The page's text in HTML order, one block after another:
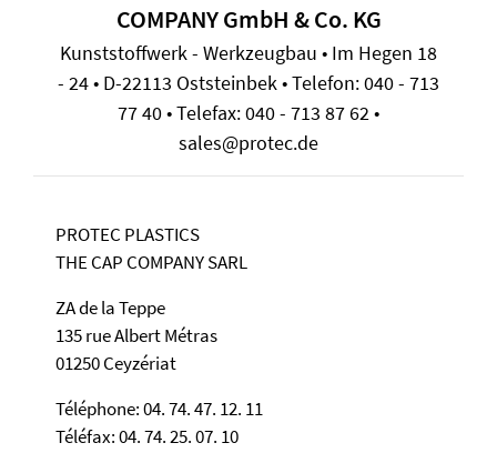
COMPANY GmbH & Co. KG
Kunststoffwerk - Werkzeugbau • Im Hegen 18
- 24 • D-22113 Oststeinbek • Telefon: 040 - 713
77 40 • Telefax: 040 - 713 87 62 •
sales@protec.de
PROTEC PLASTICS
THE CAP COMPANY SARL
ZA de la Teppe
135 rue Albert Métras
01250 Ceyzériat
Téléphone: 04. 74. 47. 12. 11
Téléfax: 04. 74. 25. 07. 10